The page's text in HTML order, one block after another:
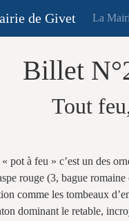
de Givet La
Billet
Tout
pot à feu » c’est un des
rouge (3, bague
comme les tombeaux
dominant le retable,